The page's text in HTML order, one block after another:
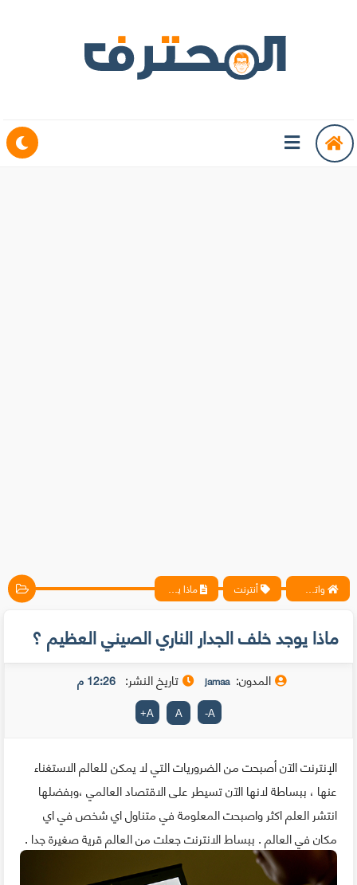
واتس آب ، فيسبوك ، أنترنت ، شروحات تقنية حصرية - المحترف أنترنت ماذا يوجد خلف الجدار الناري الصيني العظيم ؟
ماذا يوجد خلف الجدار الناري الصيني العظيم ؟
المدون: jamaa تاريخ النشر: 12:26 م
A
-
A
A
+
الإنترنت الآن أصبحت من الضروريات التي لا يمكن للعالم الاستغناء
عنها ، ببساطة لانها الآن تسيطر على الاقتصاد العالمي ،وبفضلها
انتشر العلم اكثر واصبحت المعلومة في متناول اي شخص في اي
مكان في العالم . ببساط الانترنت جعلت من العالم قرية صغيرة جدا .